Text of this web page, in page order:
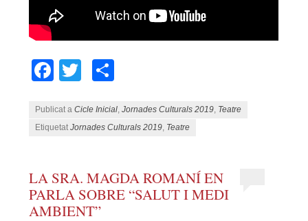
Facebook
Twitter
Publicat aCicle Inicial ,Jornades Culturals 2019 Teatre
EtiquetatJornades Culturals 2019 Teatre
LA SRA. MAGDA ROMANÍ EN
PARLA SOBRE “SALUT I MEDI
AMBIENT”